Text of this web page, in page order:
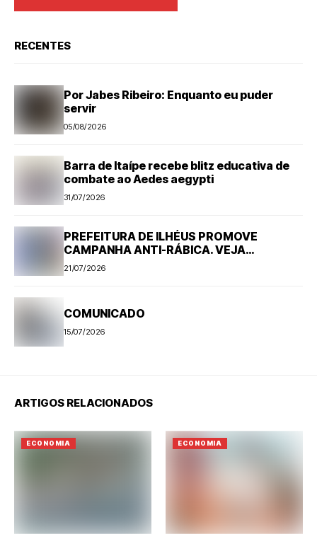
RECENTES
Por Jabes Ribeiro: Enquanto eu puder
servir
05/08/2026
Barra de Itaípe recebe blitz educativa de
combate ao Aedes aegypti
31/07/2026
PREFEITURA DE ILHÉUS PROMOVE
CAMPANHA ANTI-RÁBICA. VEJA
PROGRAMAÇÃO
21/07/2026
COMUNICADO
15/07/2026
ARTIGOS RELACIONADOS
ECONOMIA ECONOMIA